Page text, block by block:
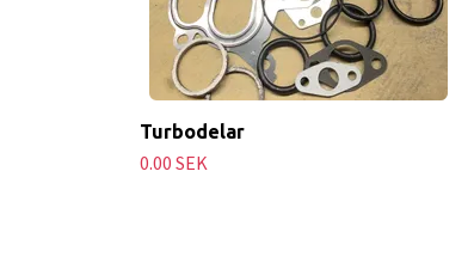
Turbodelar
0.00 SEK